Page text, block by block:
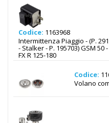
Codice: 1163968
Intermittenza Piaggio - (P.
- Stalker - P. 195703) GSM 50
FX R 125-180
Codice:
Volano